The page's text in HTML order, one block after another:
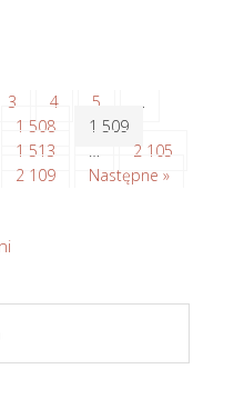
3 4 5
1 508
1 509
1 513
2 105
2 109 Następne »